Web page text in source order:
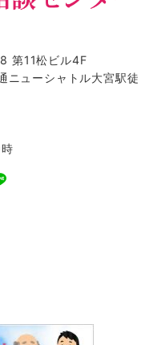
第11松ビル4F
ニューシャトル大宮駅徒